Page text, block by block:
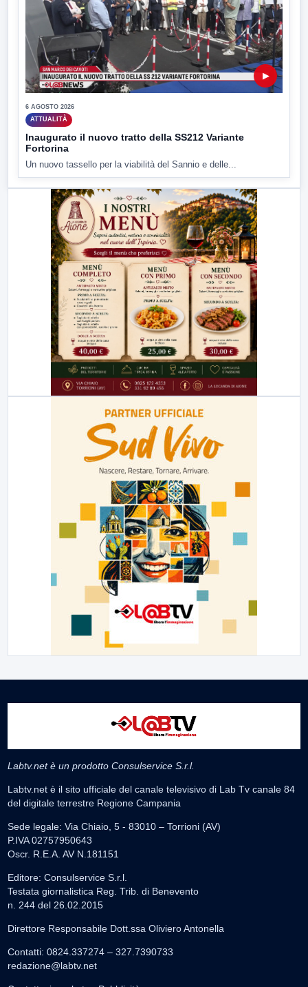
▶
6 AGOSTO 2026
ATTUALITÀ
Inaugurato il nuovo tratto della SS212 Variante
Fortorina
Un nuovo tassello per la viabilità del Sannio e delle...
Labtv.net è un prodotto Consulservice S.r.l.
Labtv.net è il sito ufficiale del canale televisivo di Lab Tv canale 84
del digitale terrestre Regione Campania
Sede legale: Via Chiaio, 5 - 83010 – Torrioni (AV)
P.IVA 02757950643
Oscr. R.E.A. AV N.181151
Editore: Consulservice S.r.l.
Testata giornalistica Reg. Trib. di Benevento
n. 244 del 26.02.2015
Direttore Responsabile Dott.ssa Oliviero Antonella
Contatti: 0824.337274 – 327.7390733
redazione@labtv.net